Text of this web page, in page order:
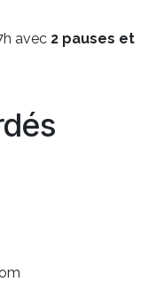
avec 2 pauses et